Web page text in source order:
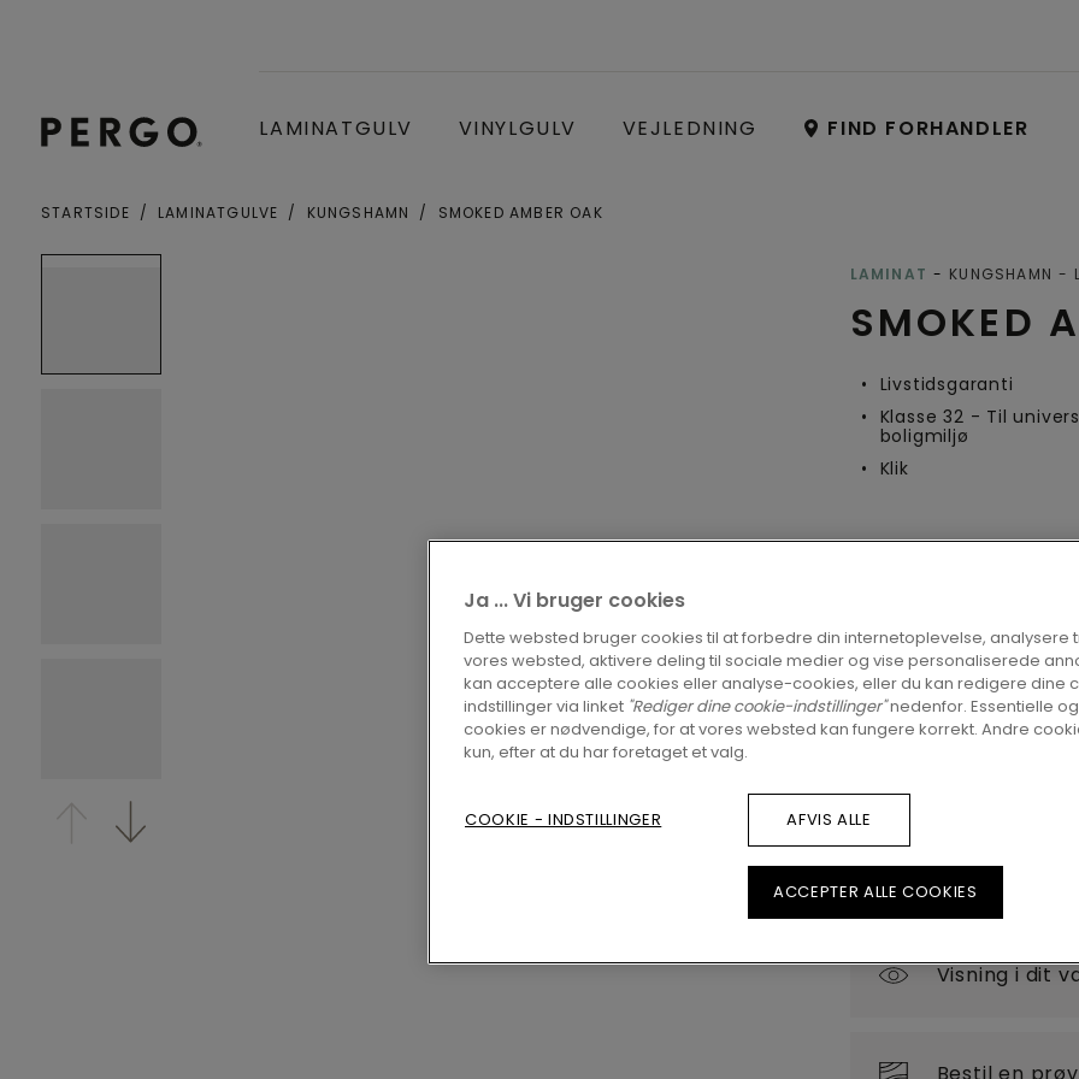
LAMINATGULV VINYLGULV VEJLEDNING FIND FORHANDLER
STARTSIDE LAMINATGULVE KUNGSHAMN SMOKED AMBER OAK
Open image in lightbox
SMOKED
LAMINAT KUNGSHAMN
Livstidsgaranti
Klasse 32 - Til
boligmiljø
Klik
FIND EN
Er du spændt på at se
du stadigvæk nogle
forhandler i
Visning i dit
Bestil en
Ja ... Vi bruger cookies
Dette websted bruger cookies til at forbedre din internetoplevelse, analysere
vores websted, aktivere deling til sociale medier og vise personaliserede
kan acceptere alle cookies eller analyse-cookies, eller du kan redigere dine
indstillinger via linket "Rediger dine cookie-indstillinger"nedenfor. Essentielle
cookies er nødvendige, for at vores websted kan fungere korrekt. Andre
kun, efter at du har foretaget et valg.
COOKIE - INDSTILLINGER AFVIS ALLE
ACCEPTER ALLE COOKIES